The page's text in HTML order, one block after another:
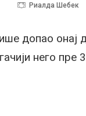
Риалда Шебек
допао
него пре